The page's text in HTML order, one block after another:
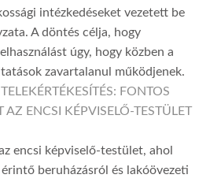
intézkedéseket vezetett be
A döntés célja, hogy
úgy, hogy közben a
zavartalanul működjenek.
FONTOS
AZ ENCSI KÉPVISELŐ-TESTÜLET
encsi képviselő-testület, ahol
beruházásról és lakóövezeti